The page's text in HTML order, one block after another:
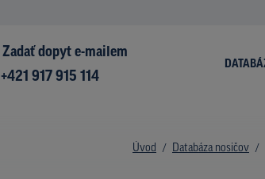
Zadať dopyt e-mailem
+421 917 915 114
Úvod Databáza nosičov